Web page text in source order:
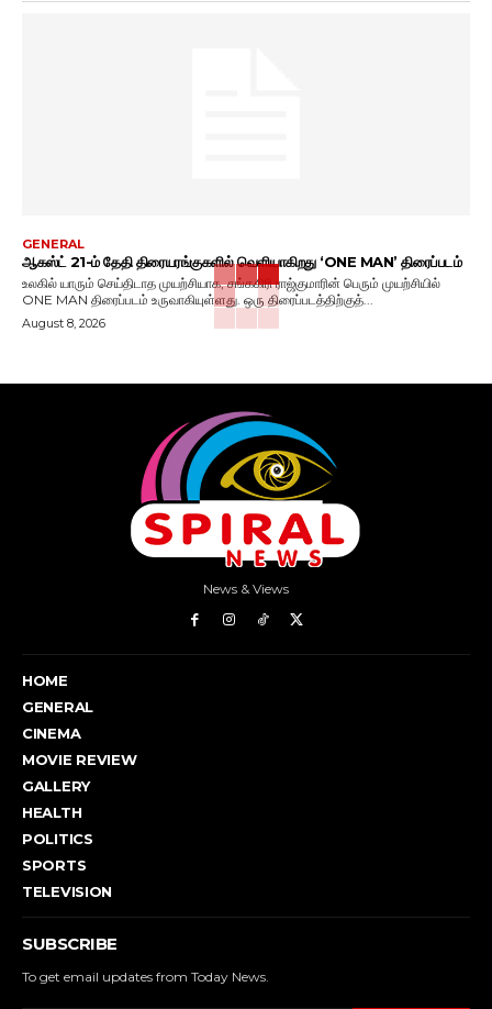
GENERAL
ஆகஸ்ட் 21-ம் தேதி திரையரங்குகளில் வெளியாகிறது ‘ONE MAN’ திரைப்படம்
உலகில் யாரும் செய்திடாத முயற்சியாக, சங்ககிரி ராஜ்குமாரின் பெரும் முயற்சியில்
ONE MAN திரைப்படம் உருவாகியுள்ளது. ஒரு திரைப்படத்திற்குத்...
August 8, 2026
News & Views
HOME
GENERAL
CINEMA
MOVIE REVIEW
GALLERY
HEALTH
POLITICS
SPORTS
TELEVISION
SUBSCRIBE
To get email updates from Today News.